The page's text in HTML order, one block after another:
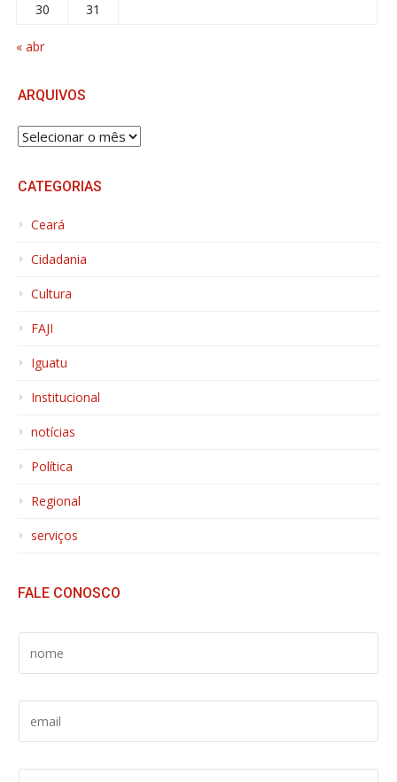
30
31
« abr
ARQUIVOS
ARQUIVOS
CATEGORIAS
Ceará
Cidadania
Cultura
FAJI
Iguatu
Institucional
notícias
Política
Regional
serviços
FALE CONOSCO
U
N
*
U
E